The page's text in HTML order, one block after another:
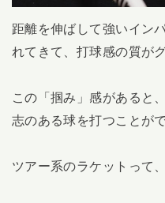
距離を伸ばして強いイン
れてきて、打球感の質が
この「掴み」感があると
志のある球を打つことが
ツアー系のラケットって、